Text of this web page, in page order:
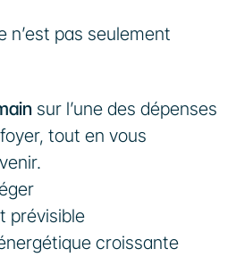
n’est pas seulement
sur l’une des dépenses
tout en vous
prévisible
croissante